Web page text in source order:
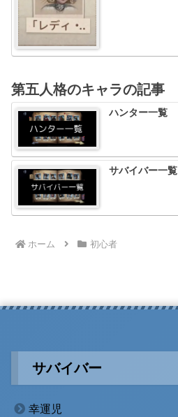
第五人格のキャラの記事
ハンター一覧
サバイバー一覧
ホーム 初心者
サバイバー
幸運児